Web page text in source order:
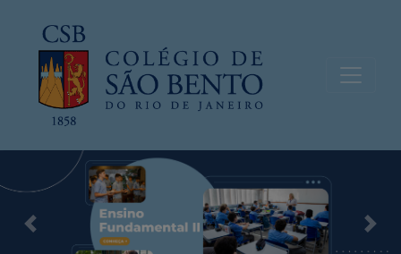
Previous